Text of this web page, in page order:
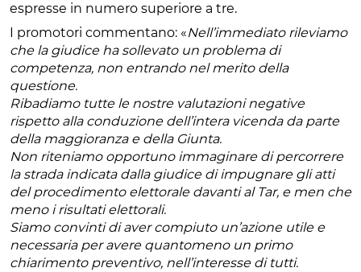
espresse in numero superiore a tre.
I promotori commentano: «Nell’immediato rileviamo
che la giudice ha sollevato un problema di
competenza, non entrando nel merito della
questione.
Ribadiamo tutte le nostre valutazioni negative
rispetto alla conduzione dell’intera vicenda da parte
della maggioranza e della Giunta.
Non riteniamo opportuno immaginare di percorrere
la strada indicata dalla giudice di impugnare gli atti
del procedimento elettorale davanti al Tar, e men che
meno i risultati elettorali.
Siamo convinti di aver compiuto un’azione utile e
necessaria per avere quantomeno un primo
chiarimento preventivo, nell’interesse di tutti.